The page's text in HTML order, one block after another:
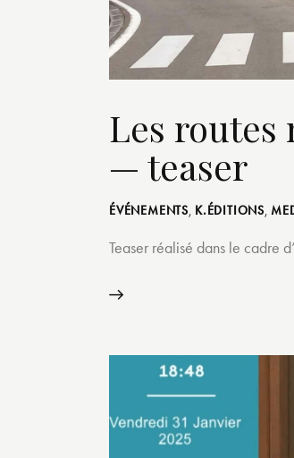
Les routes
— teaser
ÉVÉNEMENTS, K.ÉDITIONS,
Teaser réalisé dans le cadre